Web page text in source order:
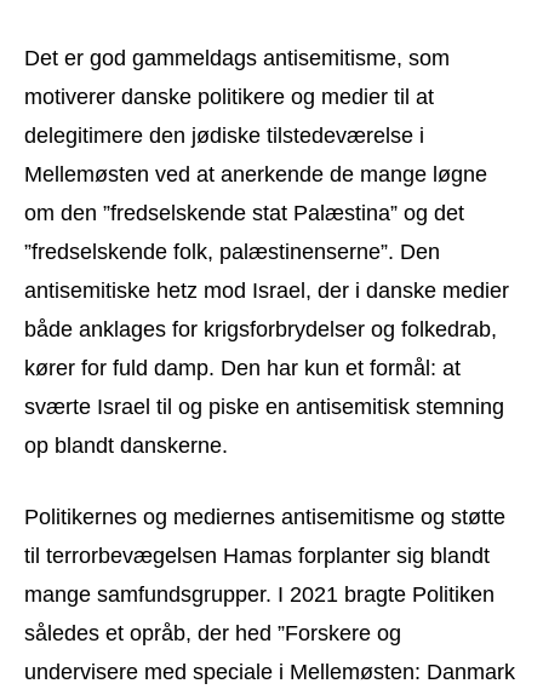
Det er god gammeldags antisemitisme, som
motiverer danske politikere og medier til at
delegitimere den jødiske tilstedeværelse i
Mellemøsten ved at anerkende de mange løgne
om den ”fredselskende stat Palæstina” og det
”fredselskende folk, palæstinenserne”. Den
antisemitiske hetz mod Israel, der i danske medier
både anklages for krigsforbrydelser og folkedrab,
kører for fuld damp. Den har kun et formål: at
sværte Israel til og piske en antisemitisk stemning
op blandt danskerne.
Politikernes og mediernes antisemitisme og støtte
til terrorbevægelsen Hamas forplanter sig blandt
mange samfundsgrupper. I 2021 bragte Politiken
således et opråb, der hed ”Forskere og
undervisere med speciale i Mellemøsten: Danmark